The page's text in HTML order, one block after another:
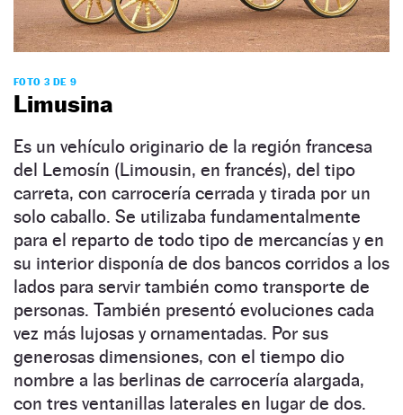
FOTO 3 DE 9
Limusina
Es un vehículo originario de la región francesa
del Lemosín (Limousin, en francés), del tipo
carreta, con carrocería cerrada y tirada por un
solo caballo. Se utilizaba fundamentalmente
para el reparto de todo tipo de mercancías y en
su interior disponía de dos bancos corridos a los
lados para servir también como transporte de
personas. También presentó evoluciones cada
vez más lujosas y ornamentadas. Por sus
generosas dimensiones, con el tiempo dio
nombre a las berlinas de carrocería alargada,
con tres ventanillas laterales en lugar de dos.